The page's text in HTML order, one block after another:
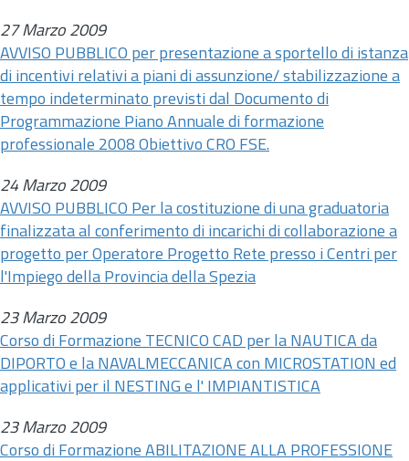
27 Marzo 2009
AVVISO PUBBLICO per presentazione a sportello di istanza
di incentivi relativi a piani di assunzione/ stabilizzazione a
tempo indeterminato previsti dal Documento di
Programmazione Piano Annuale di formazione
professionale 2008 Obiettivo CRO FSE.
24 Marzo 2009
AVVISO PUBBLICO Per la costituzione di una graduatoria
finalizzata al conferimento di incarichi di collaborazione a
progetto per Operatore Progetto Rete presso i Centri per
l'Impiego della Provincia della Spezia
23 Marzo 2009
Corso di Formazione TECNICO CAD per la NAUTICA da
DIPORTO e la NAVALMECCANICA con MICROSTATION ed
applicativi per il NESTING e l' IMPIANTISTICA
23 Marzo 2009
Corso di Formazione ABILITAZIONE ALLA PROFESSIONE